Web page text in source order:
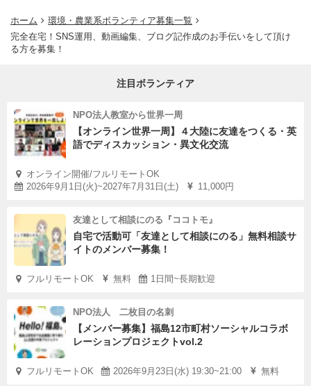
ホーム
環境・農業系ボランティア募集一覧
完全在宅！SNS運用、動画編集、ブログ記作成のお手伝いをして頂け
る方を募集！
注目ボランティア
NPO法人教室から世界一周
【オンライン世界一周】４大陸に友達をつくる・英
語でディスカッション・異文化交流
オンライン開催/フルリモートOK
2026年9月1日(火)~2027年7月31日(土)
11,000円
友達として相談にのる『ココトモ』
自宅で活動可「友達として相談にのる」無料相談サ
イトのメンバー募集！
フルリモートOK 無料 1日間~長期歓迎
NPO法人 二枚目の名刺
【メンバー募集】福島12市町村ソーシャルコラボ
レーションプロジェクトvol.2
フルリモートOK 2026年9月23日(水) 19:30~21:00 無料